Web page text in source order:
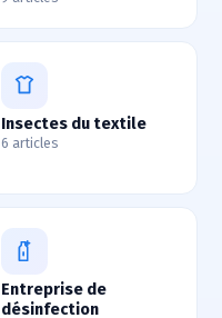
Insectes du textile
6 articles
Entreprise de
désinfection